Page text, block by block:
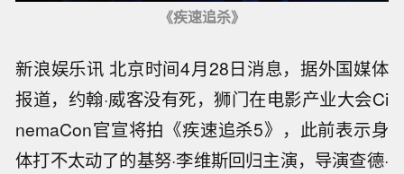
《疾速追杀》
新浪娱乐讯 北京时间4月28日消息，据外国媒体
报道，约翰·威客没有死，狮门在电影产业大会Ci
nemaCon官宣将拍《疾速追杀5》，此前表示身
体打不太动了的基努·李维斯回归主演，导演查德·